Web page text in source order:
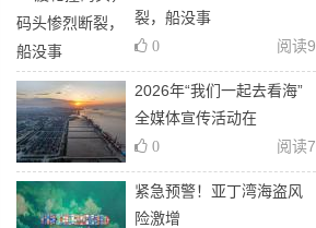
裂，船没事
阅读9
0
2026年“我们一起去看海”
全媒体宣传活动在
阅读7
0
紧急预警！亚丁湾海盗风
险激增